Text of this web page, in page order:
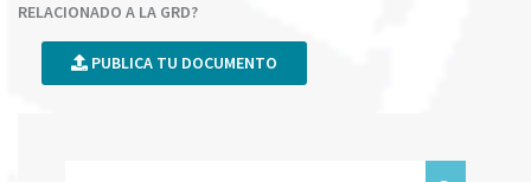
RELACIONADO A LA GRD?
PUBLICA TU DOCUMENTO